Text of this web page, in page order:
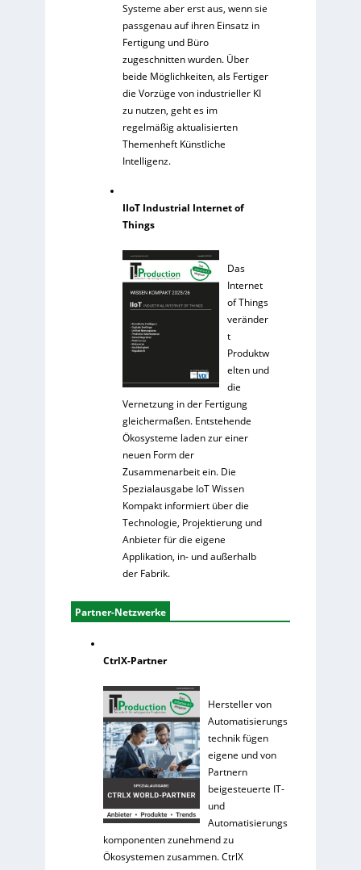
Systeme aber erst aus, wenn sie
passgenau auf ihren Einsatz in
Fertigung und Büro
zugeschnitten wurden. Über
beide Möglichkeiten, als Fertiger
die Vorzüge von industrieller KI
zu nutzen, geht es im
regelmäßig aktualisierten
Themenheft Künstliche
Intelligenz.
IIoT Industrial Internet of
Things
Das
Internet
of Things
veränder
t
Produktw
elten und
die
Vernetzung in der Fertigung
gleichermaßen. Entstehende
Ökosysteme laden zur einer
neuen Form der
Zusammenarbeit ein. Die
Spezialausgabe IoT Wissen
Kompakt informiert über die
Technologie, Projektierung und
Anbieter für die eigene
Applikation, in- und außerhalb
der Fabrik.
Partner-Netzwerke
CtrlX-Partner
Hersteller von
Automatisierungs
technik fügen
eigene und von
Partnern
beigesteuerte IT-
und
Automatisierungs
komponenten zunehmend zu
Ökosystemen zusammen. CtrlX